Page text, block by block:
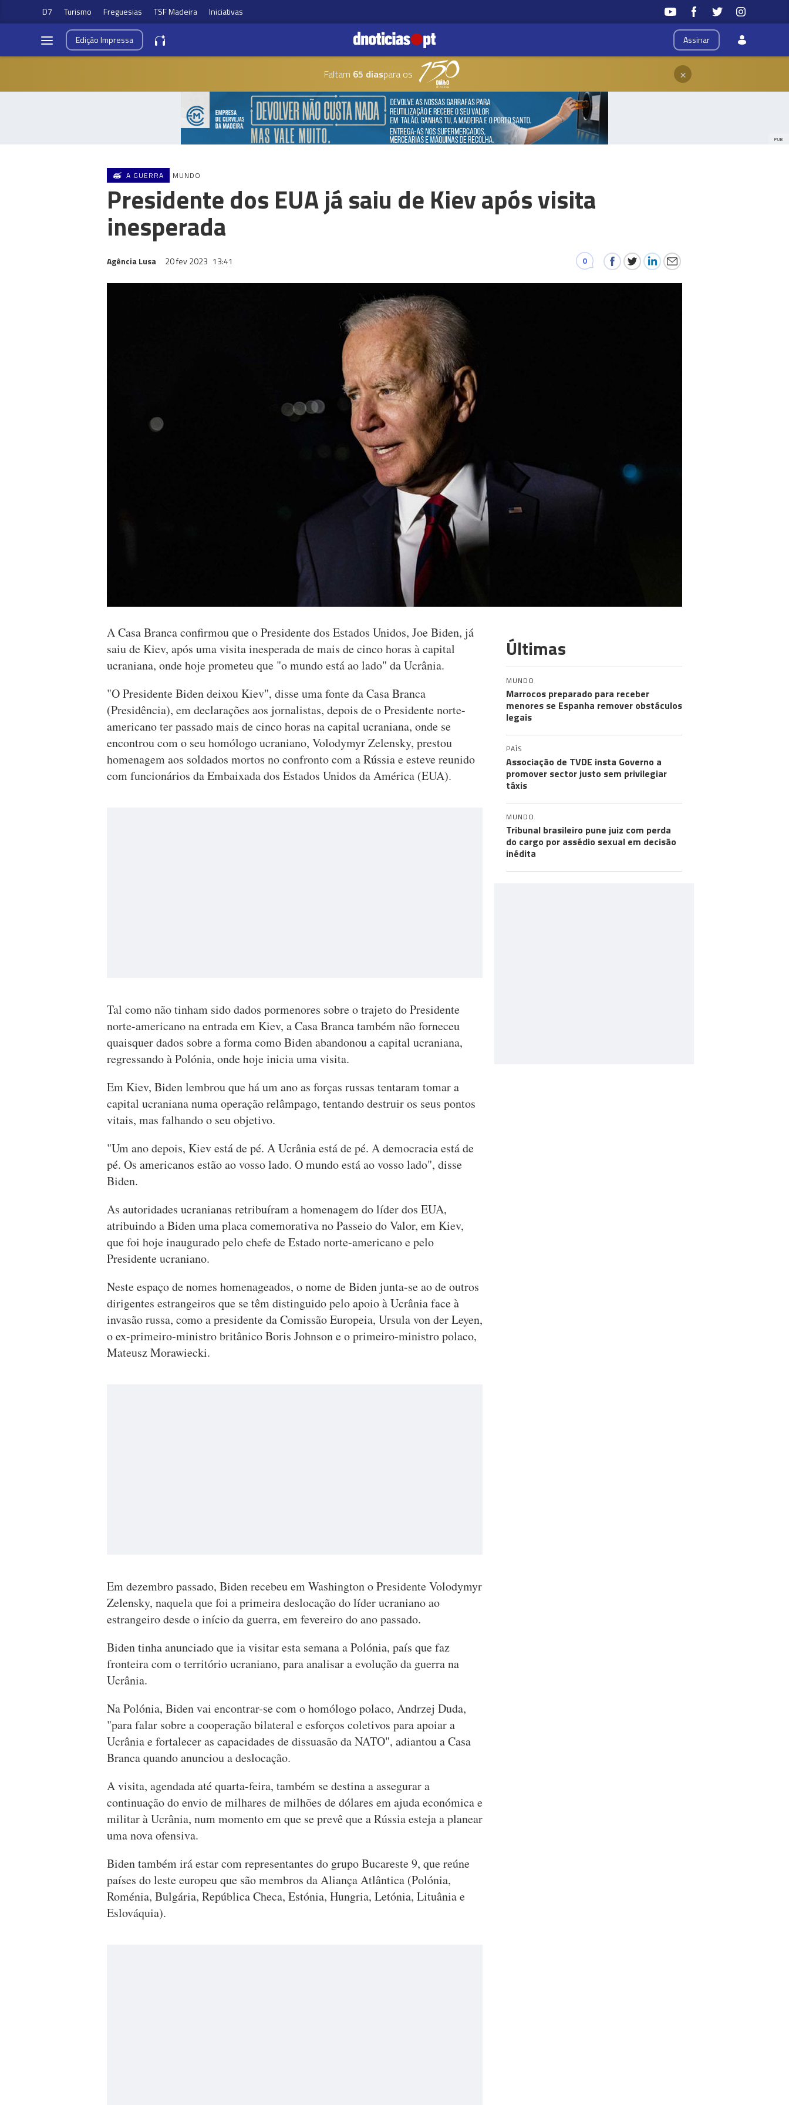
D7 Turismo Freguesias TSF Madeira Iniciativas
Assinar
EdiçãoImpressa
Faltam 65 diaspara os ×
PUB
A GUERRA MUNDO
Presidente dos EUA já saiu de Kiev após visita
inesperada
Agência Lusa 20 fev 2023 13:41 0
A Casa Branca confirmou que o Presidente dos Estados Unidos, Joe Biden, já
saiu de Kiev, após uma visita inesperada de mais de cinco horas à capital
ucraniana, onde hoje prometeu que "o mundo está ao lado" da Ucrânia.
"O Presidente Biden deixou Kiev", disse uma fonte da Casa Branca
(Presidência), em declarações aos jornalistas, depois de o Presidente norte-
americano ter passado mais de cinco horas na capital ucraniana, onde se
encontrou com o seu homólogo ucraniano, Volodymyr Zelensky, prestou
homenagem aos soldados mortos no confronto com a Rússia e esteve reunido
com funcionários da Embaixada dos Estados Unidos da América (EUA).
Tal como não tinham sido dados pormenores sobre o trajeto do Presidente
norte-americano na entrada em Kiev, a Casa Branca também não forneceu
quaisquer dados sobre a forma como Biden abandonou a capital ucraniana,
regressando à Polónia, onde hoje inicia uma visita.
Em Kiev, Biden lembrou que há um ano as forças russas tentaram tomar a
capital ucraniana numa operação relâmpago, tentando destruir os seus pontos
vitais, mas falhando o seu objetivo.
"Um ano depois, Kiev está de pé. A Ucrânia está de pé. A democracia está de
pé. Os americanos estão ao vosso lado. O mundo está ao vosso lado", disse
Biden.
As autoridades ucranianas retribuíram a homenagem do líder dos EUA,
atribuindo a Biden uma placa comemorativa no Passeio do Valor, em Kiev,
que foi hoje inaugurado pelo chefe de Estado norte-americano e pelo
Presidente ucraniano.
Neste espaço de nomes homenageados, o nome de Biden junta-se ao de outros
dirigentes estrangeiros que se têm distinguido pelo apoio à Ucrânia face à
invasão russa, como a presidente da Comissão Europeia, Ursula von der Leyen,
o ex-primeiro-ministro britânico Boris Johnson e o primeiro-ministro polaco,
Mateusz Morawiecki.
Em dezembro passado, Biden recebeu em Washington o Presidente Volodymyr
Zelensky, naquela que foi a primeira deslocação do líder ucraniano ao
estrangeiro desde o início da guerra, em fevereiro do ano passado.
Biden tinha anunciado que ia visitar esta semana a Polónia, país que faz
fronteira com o território ucraniano, para analisar a evolução da guerra na
Ucrânia.
Na Polónia, Biden vai encontrar-se com o homólogo polaco, Andrzej Duda,
"para falar sobre a cooperação bilateral e esforços coletivos para apoiar a
Ucrânia e fortalecer as capacidades de dissuasão da NATO", adiantou a Casa
Branca quando anunciou a deslocação.
A visita, agendada até quarta-feira, também se destina a assegurar a
continuação do envio de milhares de milhões de dólares em ajuda económica e
militar à Ucrânia, num momento em que se prevê que a Rússia esteja a planear
uma nova ofensiva.
Biden também irá estar com representantes do grupo Bucareste 9, que reúne
países do leste europeu que são membros da Aliança Atlântica (Polónia,
Roménia, Bulgária, República Checa, Estónia, Hungria, Letónia, Lituânia e
Eslováquia).
Últimas
MUNDO
Marrocos preparado para receber
menores se Espanha remover obstáculos
legais
PAÍS
Associação de TVDE insta Governo a
promover sector justo sem privilegiar
táxis
MUNDO
Tribunal brasileiro pune juiz com perda
do cargo por assédio sexual em decisão
inédita